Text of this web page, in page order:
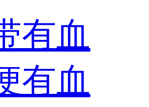
有血
有血